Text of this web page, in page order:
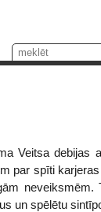
Veitsa debijas
par spīti
neveiksmēm.
un spēlētu